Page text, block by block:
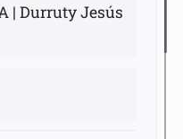
| Durruty Jesús